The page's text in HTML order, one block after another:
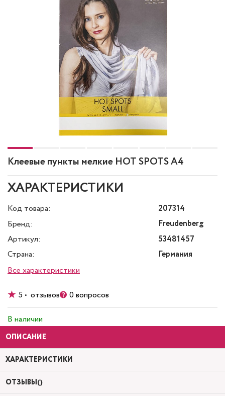
Клеевые пункты мелкие HOT SPOTS А4
ХАРАКТЕРИСТИКИ
Код товара:
207314
Бренд:
Freudenberg
Артикул:
53481457
Страна:
Германия
Все характеристики
5 • отзывов 0 вопросов
В наличии
ОПИСАНИЕ
ХАРАКТЕРИСТИКИ
ОТЗЫВЫ()